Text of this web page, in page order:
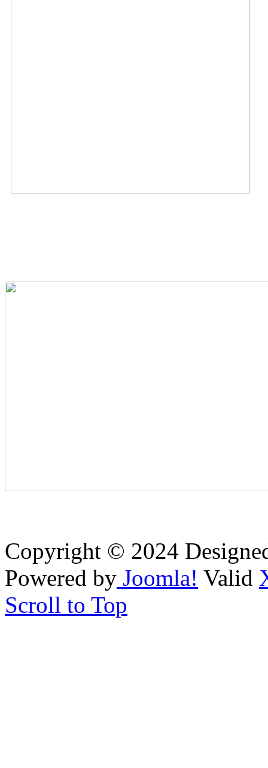
Copyright © 2024
Powered by Joomla! Valid
Scroll to Top